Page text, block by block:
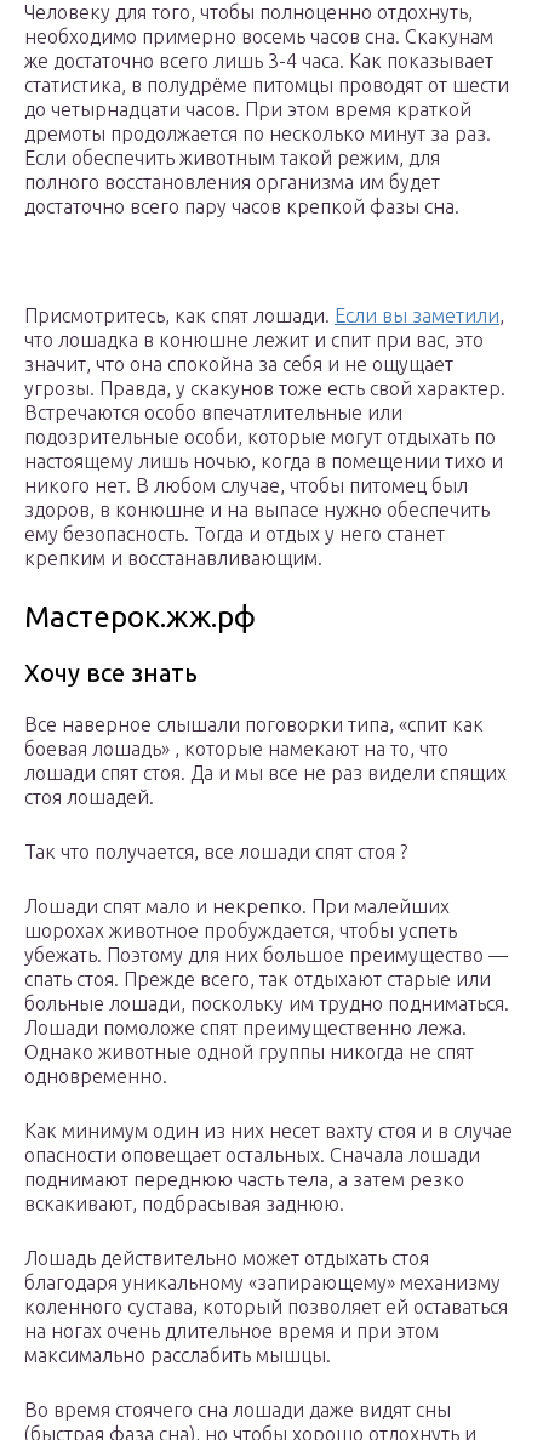
Человеку для того, чтобы полноценно отдохнуть,
необходимо примерно восемь часов сна. Скакунам
же достаточно всего лишь 3-4 часа. Как показывает
статистика, в полудрёме питомцы проводят от шести
до четырнадцати часов. При этом время краткой
дремоты продолжается по несколько минут за раз.
Если обеспечить животным такой режим, для
полного восстановления организма им будет
достаточно всего пару часов крепкой фазы сна.
Присмотритесь, как спят лошади. Если вы заметили,
что лошадка в конюшне лежит и спит при вас, это
значит, что она спокойна за себя и не ощущает
угрозы. Правда, у скакунов тоже есть свой характер.
Встречаются особо впечатлительные или
подозрительные особи, которые могут отдыхать по
настоящему лишь ночью, когда в помещении тихо и
никого нет. В любом случае, чтобы питомец был
здоров, в конюшне и на выпасе нужно обеспечить
ему безопасность. Тогда и отдых у него станет
крепким и восстанавливающим.
Мастерок.жж.рф
Хочу все знать
Все наверное слышали поговорки типа, «спит как
боевая лошадь» , которые намекают на то, что
лошади спят стоя. Да и мы все не раз видели спящих
стоя лошадей.
Так что получается, все лошади спят стоя ?
Лошади спят мало и некрепко. При малейших
шорохах животное пробуждается, чтобы успеть
убежать. Поэтому для них большое преимущество —
спать стоя. Прежде всего, так отдыхают старые или
больные лошади, поскольку им трудно подниматься.
Лошади помоложе спят преимущественно лежа.
Однако животные одной группы никогда не спят
одновременно.
Как минимум один из них несет вахту стоя и в случае
опасности оповещает остальных. Сначала лошади
поднимают переднюю часть тела, а затем резко
вскакивают, подбрасывая заднюю.
Лошадь действительно может отдыхать стоя
благодаря уникальному «запирающему» механизму
коленного сустава, который позволяет ей оставаться
на ногах очень длительное время и при этом
максимально расслабить мышцы.
Во время стоячего сна лошади даже видят сны
(быстрая фаза сна), но чтобы хорошо отдохнуть и